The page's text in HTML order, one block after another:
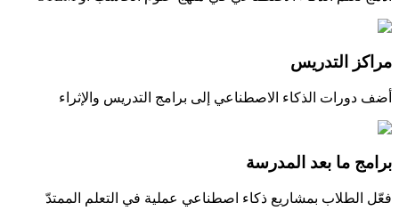
مراكز التدريس
أضف دورات الذكاء الاصطناعي إلى برامج التدريس والإثراء
برامج ما بعد المدرسة
فعّل الطلاب بمشاريع ذكاء اصطناعي عملية في التعلم الممتدّ